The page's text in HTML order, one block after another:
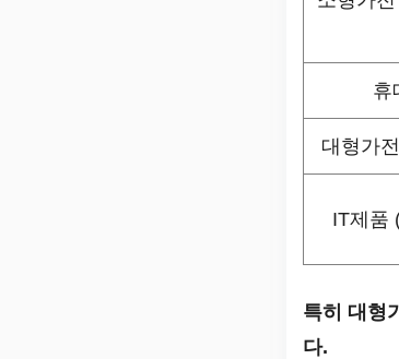
휴
대형가
IT제품
특히 대형
다.